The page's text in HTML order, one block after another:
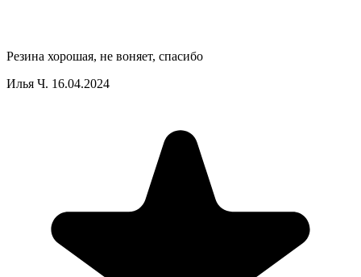
Резина хорошая, не воняет, спасибо
Илья Ч. 16.04.2024